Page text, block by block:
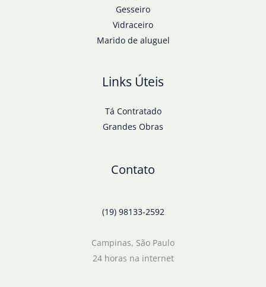
Gesseiro
Vidraceiro
Marido de aluguel
Links Úteis
Tá Contratado
Grandes Obras
Contato
(19) 98133-2592
Campinas, São Paulo
24 horas na internet